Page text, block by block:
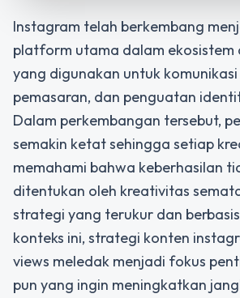
Instagram telah berkembang
platform utama dalam ekosistem
yang digunakan untuk komunikasi
pemasaran, dan penguatan
Dalam perkembangan tersebut,
semakin ketat sehingga setiap
memahami bahwa keberhasilan
ditentukan oleh kreativitas
strategi yang terukur dan
konteks ini, strategi konten
views meledak menjadi fokus
pun yang ingin meningkatkan